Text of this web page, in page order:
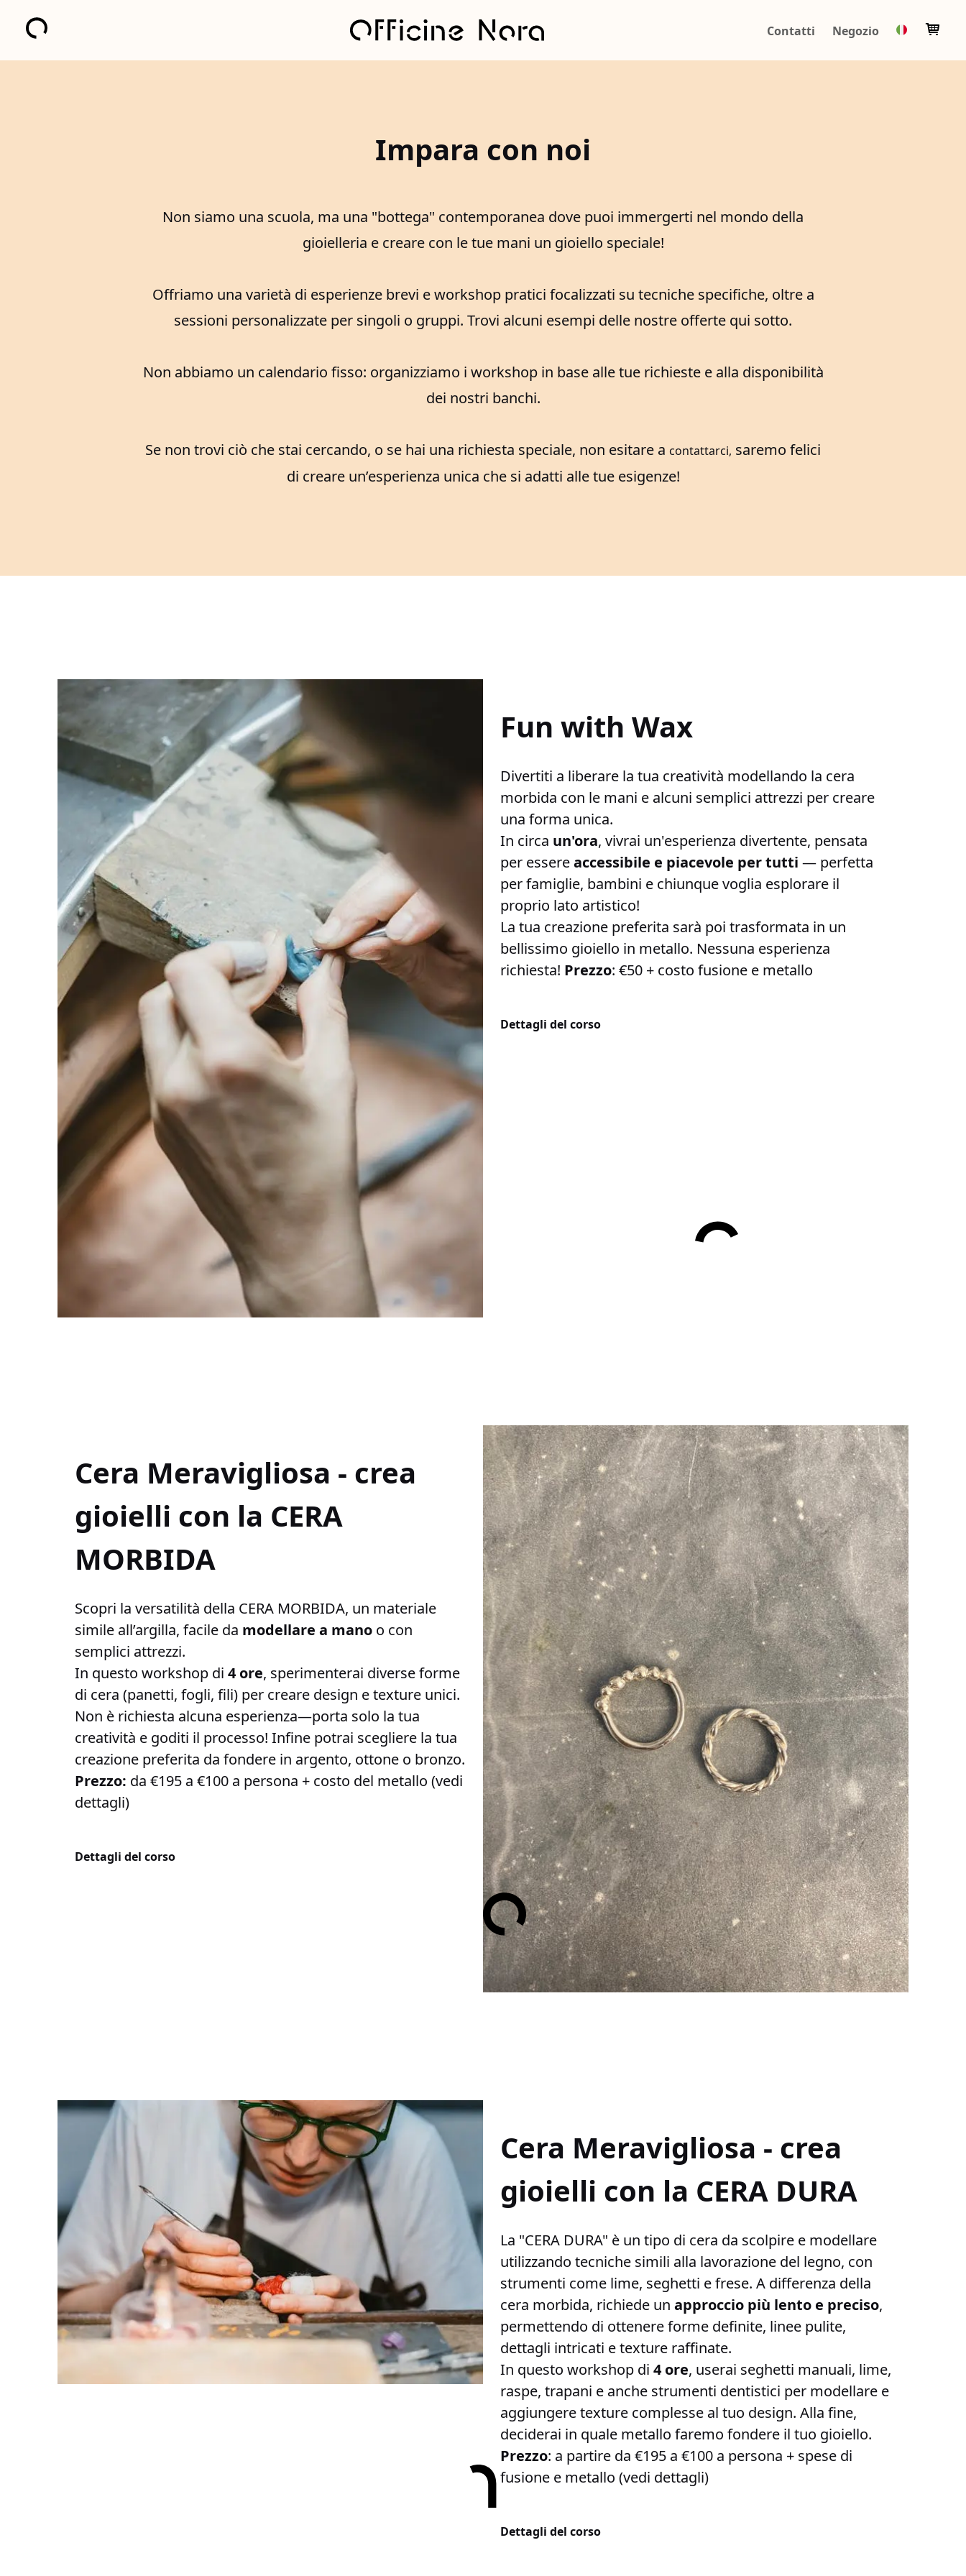
Contatti Negozio
Impara con noi
Non siamo una scuola, ma una "bottega" contemporanea dove puoi immergerti nel mondo della
gioielleria e creare con le tue mani un gioiello speciale!
Offriamo una varietà di esperienze brevi e workshop pratici focalizzati su tecniche specifiche, oltre a
sessioni personalizzate per singoli o gruppi. Trovi alcuni esempi delle nostre offerte qui sotto.
Non abbiamo un calendario fisso: organizziamo i workshop in base alle tue richieste e alla disponibilità
dei nostri banchi.
Se non trovi ciò che stai cercando, o se hai una richiesta speciale, non esitare a contattarci, saremo felici
di creare un’esperienza unica che si adatti alle tue esigenze!
Fun with Wax
Divertiti a liberare la tua creatività modellando la cera
morbida con le mani e alcuni semplici attrezzi per creare
una forma unica.
In circa un'ora, vivrai un'esperienza divertente, pensata
per essereaccessibile e piacevole per tutti — perfetta
per famiglie, bambini e chiunque voglia esplorare il
proprio lato artistico!
La tua creazione preferita sarà poi trasformata in un
bellissimo gioiello in metallo. Nessuna esperienza
richiesta! Prezzo: €50 + costo fusione e metallo
Dettagli del corso
Cera Meravigliosa - crea
gioielli con la CERA
MORBIDA
Scopri la versatilità della CERA MORBIDA, un materiale
simile all’argilla, facile da modellare a mano o con
semplici attrezzi.
In questo workshop di 4 ore, sperimenterai diverse forme
di cera (panetti, fogli, fili) per creare design e texture unici.
Non è richiesta alcuna esperienza—porta solo la tua
creatività e goditi il processo! Infine potrai scegliere la tua
creazione preferita da fondere in argento, ottone o bronzo.
Prezzo: da €195 a €100 a persona + costo del metallo (vedi
dettagli)
Dettagli del corso
Cera Meravigliosa - crea
gioielli con la CERA DURA
La "CERA DURA" è un tipo di cera da scolpire e modellare
utilizzando tecniche simili alla lavorazione del legno, con
strumenti come lime, seghetti e frese. A differenza della
cera morbida, richiede un approccio più lento e preciso,
permettendo di ottenere forme definite, linee pulite,
dettagli intricati e texture raffinate.
In questo workshop di 4 ore, userai seghetti manuali, lime,
raspe, trapani e anche strumenti dentistici per modellare e
aggiungere texture complesse al tuo design. Alla fine,
deciderai in quale metallo faremo fondere il tuo gioiello.
Prezzo: a partire da €195 a €100 a persona + spese di
fusione e metallo (vedi dettagli)
Dettagli del corso